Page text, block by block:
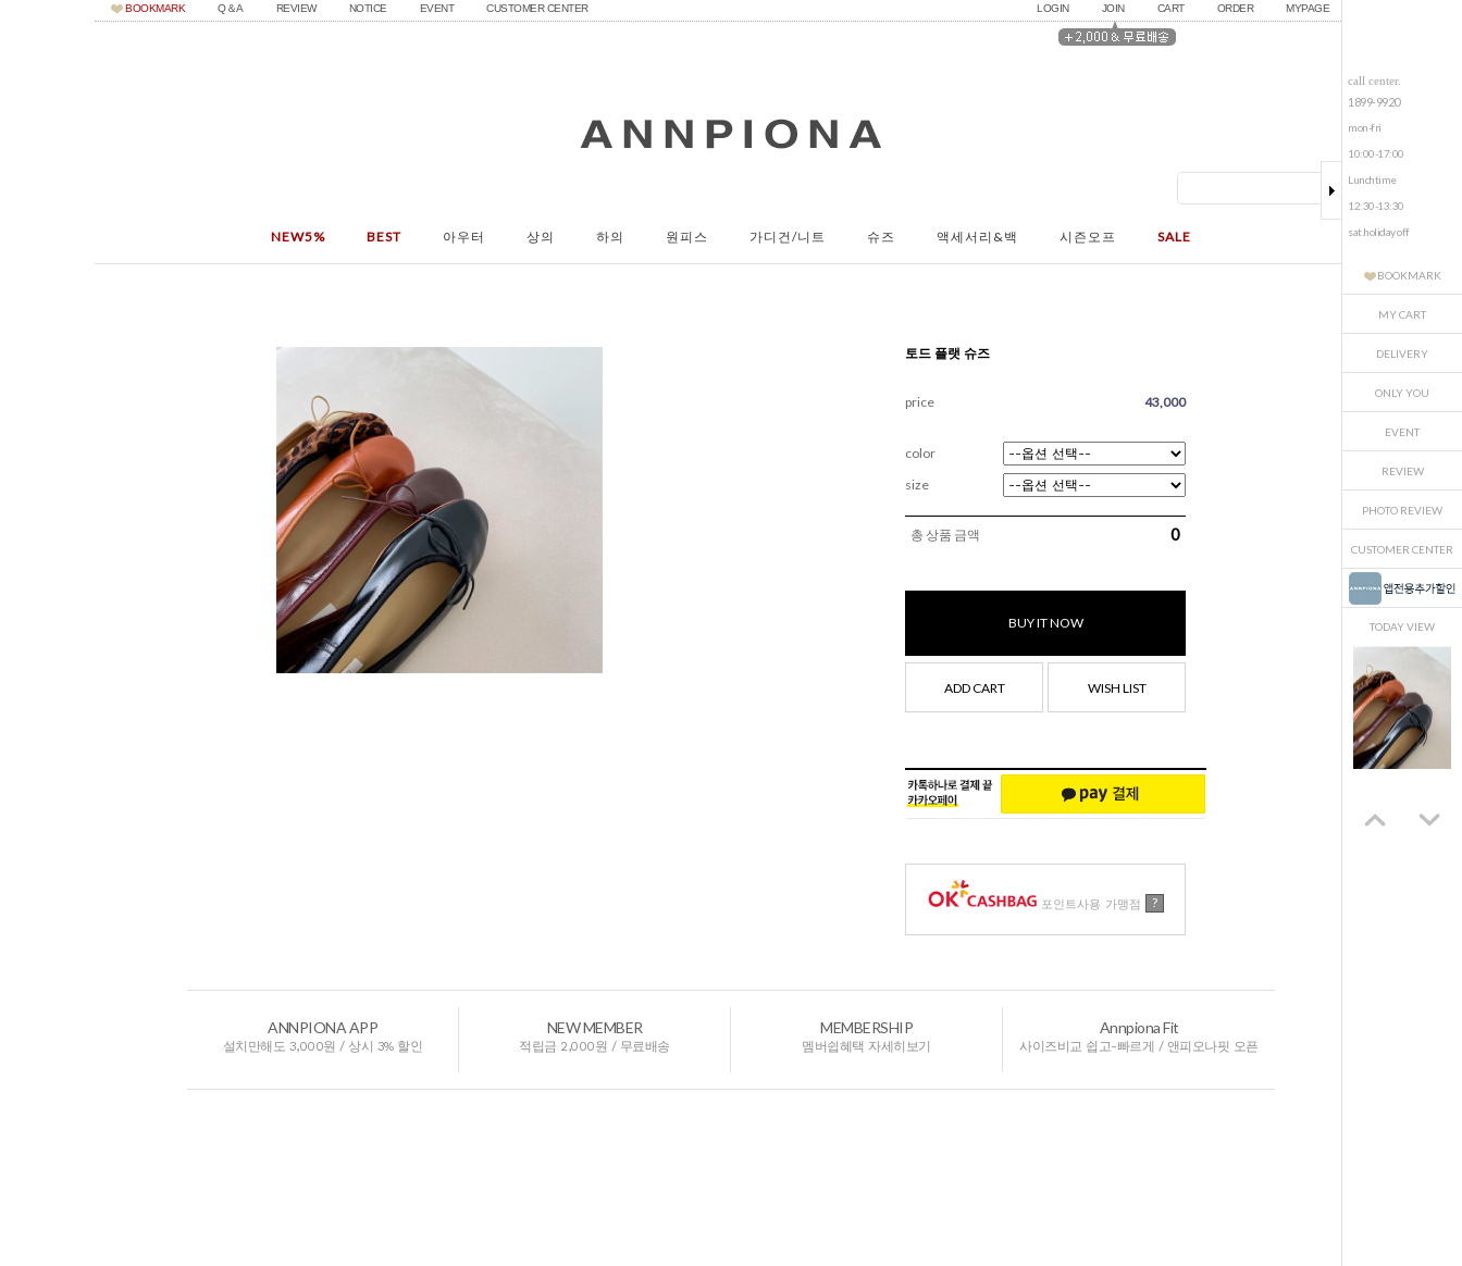
BOOKMARK Q＆A REVIEW NOTICE EVENT CUSTOMER CENTER LOGIN JOIN CART ORDER MYPAGE
NEW5% BEST 아우터 상의 하의 원피스 가디건/니트 슈즈 액세서리&백 시즌오프 SALE
call center.
1899-9920
mon-fri
10:00-17:00
Lunchtime
12:30-13:30
sat.holiday off
BOOKMARK
MY CART
DELIVERY
ONLY YOU
EVENT
REVIEW
PHOTO REVIEW
CUSTOMER CENTER
TODAY VIEW
토드 플랫 슈즈
price 43,000
color
size
총 상품 금액 0
BUY IT NOW
ADD CART WISH LIST
포인트사용 가맹점 ?
ANNPIONA APP
설치만해도 3,000원 / 상시 3% 할인
NEW MEMBER
적립금 2,000원 / 무료배송
MEMBERSHIP
멤버쉽혜택 자세히보기
Annpiona Fit
사이즈비교 쉽고-빠르게 / 앤피오나핏 오픈